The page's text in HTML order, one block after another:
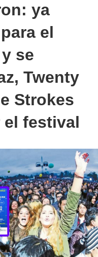
ya
el
se
Twenty
Strokes
el festival